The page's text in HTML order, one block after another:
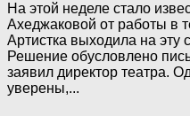
На этой неделе стало
Ахеджаковой от работы в
Артистка выходила на эту
Решение обусловлено
заявил директор театра.
уверены,...